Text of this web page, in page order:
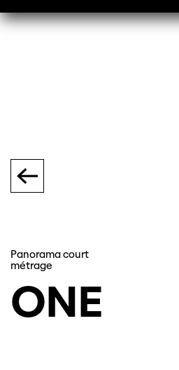
Panorama court
métrage
ONE